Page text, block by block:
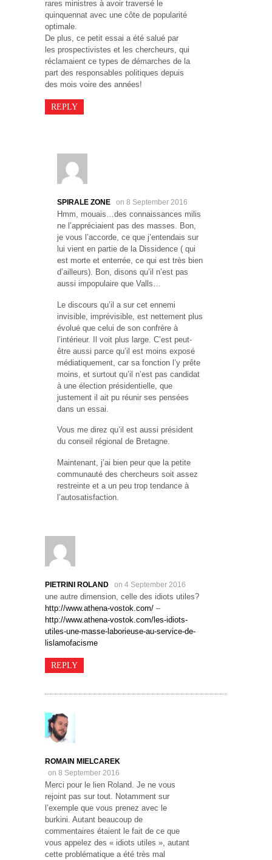
rares ministres à avoir traversé le
quinquennat avec une côte de popularité
optimale.
De plus, ce petit essai a été salué par
les prospectivistes et les chercheurs, qui
réclamaient ce types de démarches de la
part des responsables politiques depuis
des mois voire des années!
REPLY
SPIRALE ZONE on 8 September 2016
Hmm, mouais…des connaissances milis
ne l’appréciaient pas des masses. Bon,
je vous l’accorde, ce que j’entendais sur
lui vient en partie de la Dissidence ( qui
est morte et enterrée, ce qui est très bien
d’ailleurs). Bon, disons qu’il n’est pas
aussi impopulaire que Valls…
Le discours qu’il a sur cet ennemi
invisible, imprévisible, est nettement plus
évolué que celui de son confrère à
l’intérieur. Il voit plus large. C’est peut-
être aussi parce qu’il est moins exposé
médiatiquement, car sa fonction l’y prête
moins, et surtout qu’il n’est pas candidat
à une élection présidentielle, que
justement il ait pu réunir ses pensées
dans un essai.
Vous me direz qu’il est aussi président
du conseil régional de Bretagne.
Maintenant, j’ai bien peur que la petite
communauté des chercheurs soit assez
restreinte et a un peu trop tendance à
l’autosatisfaction.
PIETRINI ROLAND on 4 September 2016
une autre dimension, celle des idiots utiles?
http://www.athena-vostok.com/ –
http://www.athena-vostok.com/les-idiots-
utiles-une-masse-laborieuse-au-service-de-
lislamofacisme
REPLY
ROMAIN MIELCAREK
on 8 September 2016
Merci pour le lien Roland. Je ne vous
rejoint pas sur tout. Notamment sur
l’exemple que vous prenez avec le
burkini. Autant beaucoup de
commentaires étaient le fait de ce que
vous appelez des « idiots utiles », autant
cette problématique a été très mal